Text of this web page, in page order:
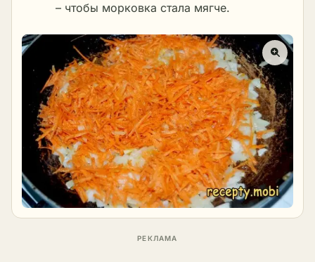
– чтобы морковка стала мягче.